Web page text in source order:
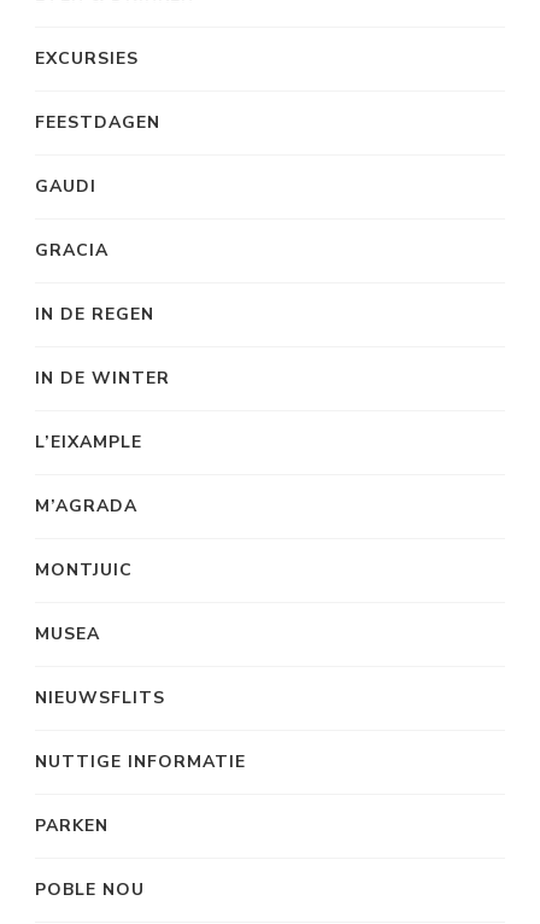
EXCURSIES
FEESTDAGEN
GAUDI
GRACIA
IN DE REGEN
IN DE WINTER
L’EIXAMPLE
M’AGRADA
MONTJUIC
MUSEA
NIEUWSFLITS
NUTTIGE INFORMATIE
PARKEN
POBLE NOU